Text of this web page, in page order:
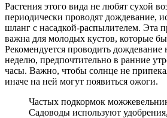
Растения этого вида не любят сухой
периодически проводят дождевание,
шланг с насадкой-распылителем. Эта
важна для молодых кустов, которые
Рекомендуется проводить дождевание
неделю, предпочтительно в ранние
часы. Важно, чтобы солнце не
иначе на ней могут появиться ожоги.
Частых подкормок
Садоводы используют